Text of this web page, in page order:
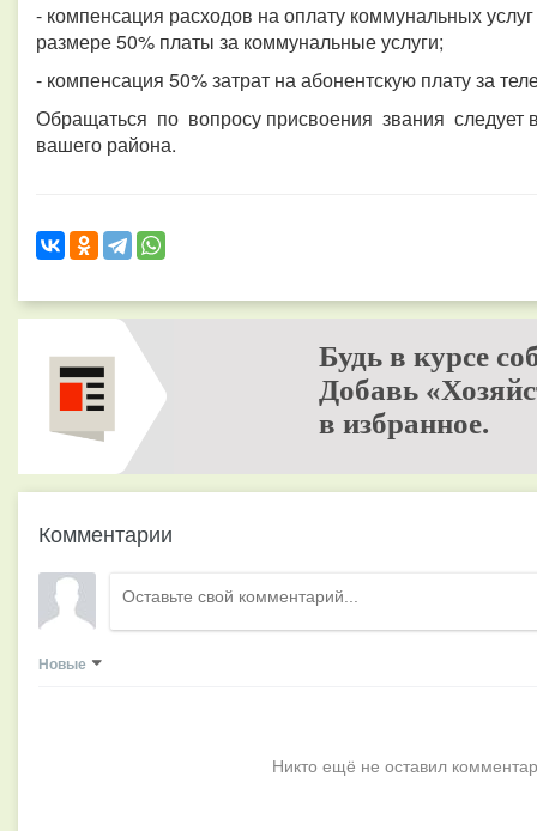
- компенсация расходов на оплату коммунальных
размере 50% платы за коммунальные услуги;
- компенсация 50% затрат на абонентскую плату за
Обращаться по вопросу присвоения звания
вашего района.
Будь в курсе
Добавь
в избранное.
Комментарии
Новые
Никто ещё не оставил